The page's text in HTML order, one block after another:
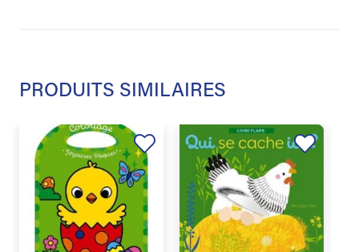
PRODUITS SIMILAIRES
Ajouter
à la
liste de
souhaits
Ajouter
à la
liste de
souhaits